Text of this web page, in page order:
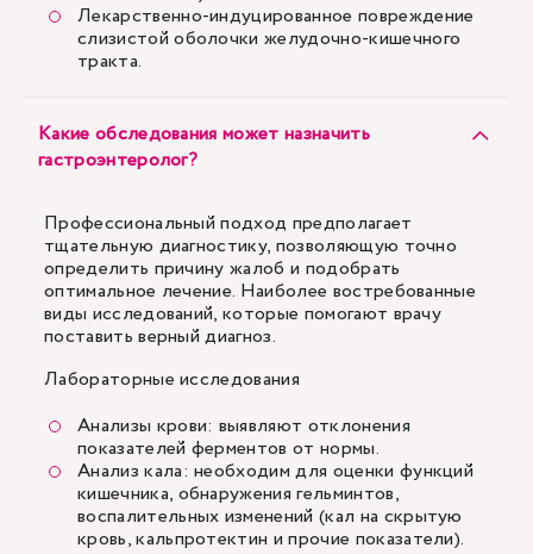
Лекарственно-индуцированное повреждение
слизистой оболочки желудочно-кишечного
тракта.
Какие обследования может назначить
гастроэнтеролог?
Профессиональный подход предполагает
тщательную диагностику, позволяющую точно
определить причину жалоб и подобрать
оптимальное лечение. Наиболее востребованные
виды исследований, которые помогают врачу
поставить верный диагноз.
Лабораторные исследования
Анализы крови: выявляют отклонения
показателей ферментов от нормы.
Анализ кала: необходим для оценки функций
кишечника, обнаружения гельминтов,
воспалительных изменений (кал на скрытую
кровь, кальпротектин и прочие показатели).